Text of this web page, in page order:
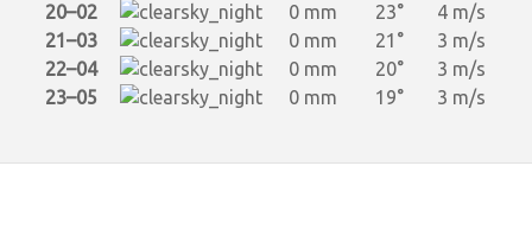
20–02
0 mm 23°
4 m/s
21–03
0 mm 21°
3 m/s
22–04
0 mm 20°
3 m/s
23–05
0 mm 19° 3 m/s